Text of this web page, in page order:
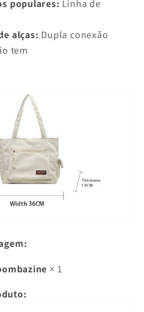
populares: Linha de
alças: Dupla conexão
tem
× 1